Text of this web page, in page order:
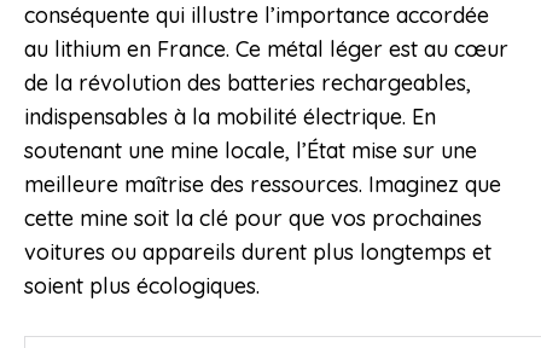
conséquente qui illustre l’importance accordée
au lithium en France. Ce métal léger est au cœur
de la révolution des batteries rechargeables,
indispensables à la mobilité électrique. En
soutenant une mine locale, l’État mise sur une
meilleure maîtrise des ressources. Imaginez que
cette mine soit la clé pour que vos prochaines
voitures ou appareils durent plus longtemps et
soient plus écologiques.